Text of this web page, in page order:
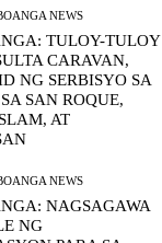
NEWS
TULOY-TULOY
CARAVAN,
NG SERBISYO SA
SAN ROQUE,
AT
NEWS
NAGSAGAWA
NG